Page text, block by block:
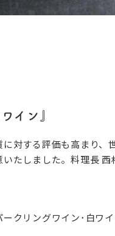
イン』
対する評価も高まり
たしました。料理長
クリングワイン･白ワイ